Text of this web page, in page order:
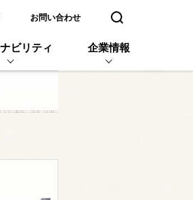
く お問い合わせ 検索窓を開く
ビリティ 企業情報